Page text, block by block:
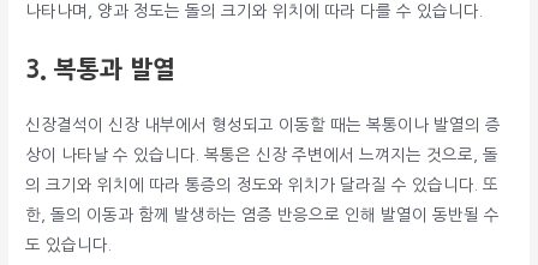
나타나며, 양과 정도는 돌의 크기와 위치에 따라 다를 수 있습니다.
3. 복통과 발열
신장결석이 신장 내부에서 형성되고 이동할 때는 복통이나 발열의 증
상이 나타날 수 있습니다. 복통은 신장 주변에서 느껴지는 것으로, 돌
의 크기와 위치에 따라 통증의 정도와 위치가 달라질 수 있습니다. 또
한, 돌의 이동과 함께 발생하는 염증 반응으로 인해 발열이 동반될 수
도 있습니다.